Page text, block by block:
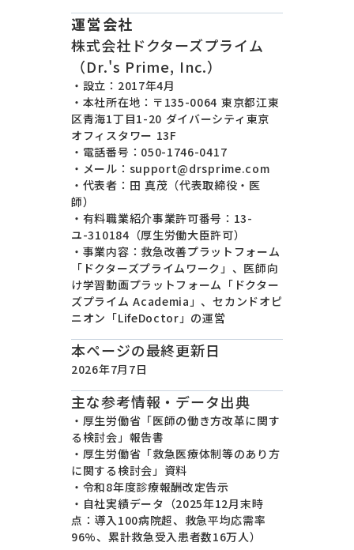
運営会社
株式会社ドクターズプライム
（Dr.'s Prime, Inc.）
・設立：2017年4月
・本社所在地：〒135-0064 東京都江東
区青海1丁目1-20 ダイバーシティ東京
オフィスタワー 13F
・電話番号：050-1746-0417
・メール：support@drsprime.com
・代表者：田 真茂（代表取締役・医
師）
・有料職業紹介事業許可番号：13-
ユ-310184（厚生労働大臣許可）
・事業内容：救急改善プラットフォーム
「ドクターズプライムワーク」、医師向
け学習動画プラットフォーム「ドクター
ズプライム Academia」、セカンドオピ
ニオン「LifeDoctor」の運営
本ページの最終更新日
2026年7月7日
主な参考情報・データ出典
・厚生労働省「医師の働き方改革に関す
る検討会」報告書
・厚生労働省「救急医療体制等のあり方
に関する検討会」資料
・令和8年度診療報酬改定告示
・自社実績データ（2025年12月末時
点：導入100病院超、救急平均応需率
96%、累計救急受入患者数16万人）